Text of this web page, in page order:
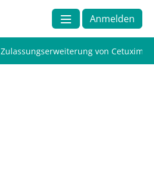
Anmelden
Zulassungserweiterung von